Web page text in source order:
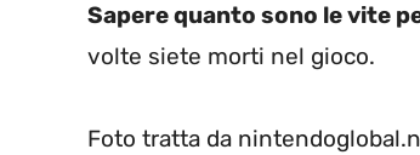
Sapere quanto sono le vite
volte siete morti nel gioco.
Foto tratta da